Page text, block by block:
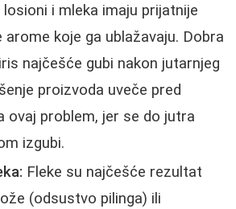
i mleka imaju prijatnije
koje ga ublažavaju. Dobra
najčešće gubi nakon jutarnjeg
proizvoda uveče pred
ovaj problem, jer se do jutra
izgubi.
Fleke su najčešće rezultat
(odsustvo pilinga) ili